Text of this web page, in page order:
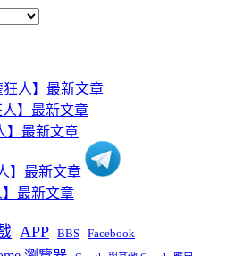
APP BBS Facebook